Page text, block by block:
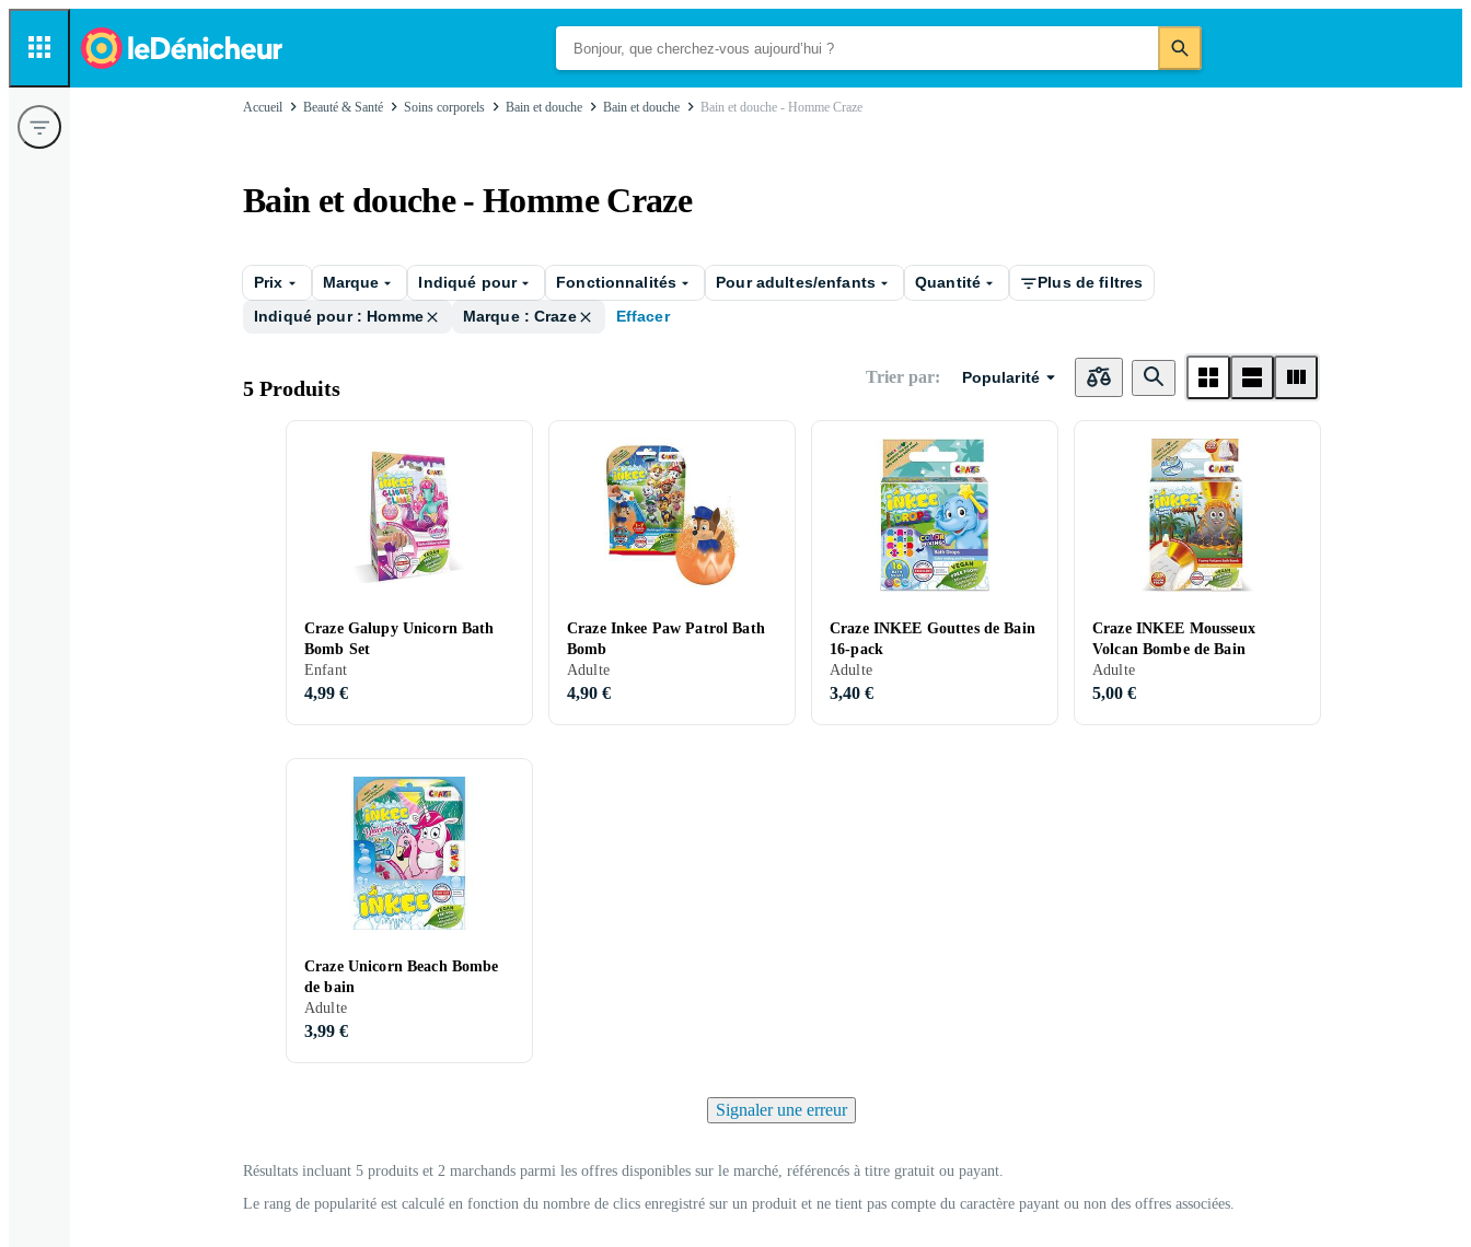
Accueil Beauté & Santé Soins corporels Bain et douche Bain et douche Bain et douche - Homme Craze
Bain et douche - Homme Craze
Prix Marque Indiqué pour Fonctionnalités Pour adultes/enfants Quantité
Plus de filtres
Indiqué pour : Homme
Marque : Craze Effacer
5 Produits Trier par: Popularité
Craze Galupy Unicorn Bath
Bomb Set
Enfant
4,99 €
Craze Inkee Paw Patrol Bath
Bomb
Adulte
4,90 €
Craze INKEE Gouttes de Bain
16-pack
Adulte
3,40 €
Craze INKEE Mousseux
Volcan Bombe de Bain
Adulte
5,00 €
Craze Unicorn Beach Bombe
de bain
Adulte
3,99 €
Signaler une erreur
Résultats incluant 5 produits et 2 marchands parmi les offres disponibles sur le marché, référencés à titre gratuit ou payant.
Le rang de popularité est calculé en fonction du nombre de clics enregistré sur un produit et ne tient pas compte du caractère payant ou non des offres associées.